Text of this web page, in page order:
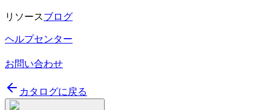
リソースブログ
ヘルプセンター
お問い合わせ
カタログに戻る